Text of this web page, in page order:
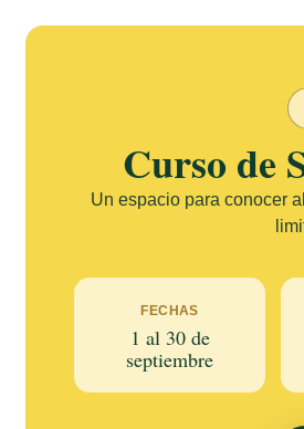
Curso de
Un espacio para conocer
FECHAS
1 al 30 de
septiembre